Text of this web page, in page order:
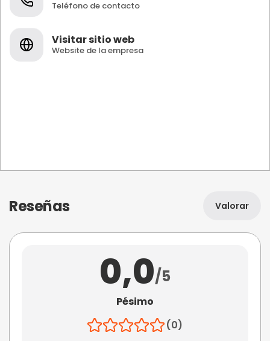
Teléfono de contacto
Visitar sitio web
Website de la empresa
Reseñas Valorar
0,0/5
Pésimo
(0)